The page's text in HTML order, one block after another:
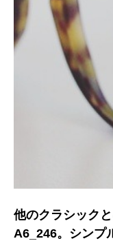
他のクラシック
A6_246。シンプ